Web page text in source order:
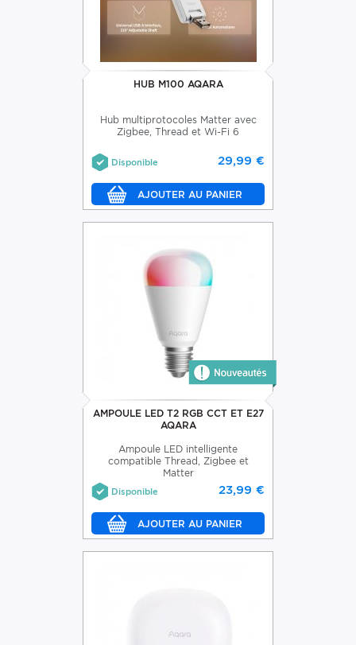
HUB M100 AQARA
Hub multiprotocoles Matter avec
Zigbee, Thread et Wi-Fi 6
29,99 €
Disponible
AMPOULE LED T2 RGB CCT ET E27
AQARA
Ampoule LED intelligente
compatible Thread, Zigbee et
Matter
23,99 €
Disponible